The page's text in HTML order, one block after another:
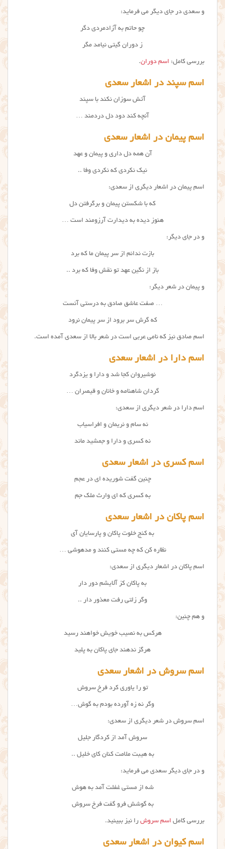
و سعدی در جای دیگر می فرماید:
چو حاتم به آزادمردی دگر
ز دوران گیتی نیامد مگر
بررسی کامل: اسم دوران.
اسم سپند در اشعار سعدی
آتش سوزان نکند با سپند
آنچه کند دود دل دردمند …
اسم پیمان در اشعار سعدی
آن همه دل داری و پیمان و عهد
نیک نکردی که نکردی وفا ..
اسم پیمان در اشعار دیگری از سعدی:
که با شکستن پیمان و برگرفتن دل
هنوز دیده به دیدارت آرزومند است …
و در جای دیگر:
بازت ندانم از سر پیمان ما که برد
باز از نگین عهد تو نقش وفا که برد ..
و پیمان در شعر دیگر:
… صفت عاشق صادق به درستی آنست
که گرش سر برود از سر پیمان نرود
اسم صادق نیز که نامی عربی است در شعر بالا از سعدی آمده است.
اسم دارا در اشعار سعدی
نوشیروان کجا شد و دارا و یزدگرد
گردان شاهنامه و خانان و قیصران …
اسم دارا در شعر دیگری از سعدی:
نه سام و نریمان و افراسیاب
نه کسری و دارا و جمشید ماند
اسم کسری در اشعار سعدی
چنین گفت شوریده ای در عجم
به کسری که ای وارث ملک جم
اسم پاکان در اشعار سعدی
به کنج خلوت پاکان و پارسایان آی
نظاره کن که چه مستی کنند و مدهوشی …
اسم پاکان در اشعار دیگری از سعدی:
به پاکان کز آلایشم دور دار
وگر زلتی رفت معذور دار ..
و هم چنین:
هرکس به نصیب خویش خواهند رسید
هرگز ندهند جای پاکان به پلید
اسم سروش در اشعار سعدی
تو را یاوری کرد فرخ سروش
وگر نه زه آورده بودم به گوش…
اسم سروش در شعر دیگری از سعدی:
سروش آمد از کردگار جلیل
به هیبت ملامت کنان کای خلیل ..
و در جای دیگر سعدی می فرماید:
شه از مستی غفلت آمد به هوش
به گوشش فرو گفت فرخسروش
بررسی کامل اسم سروش را نیز ببینید.
اسم کیوان در اشعار سعدی